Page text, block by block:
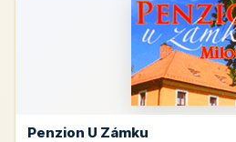
Penzion U Zámku